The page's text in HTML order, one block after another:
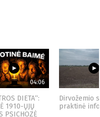
04:06
DIETA“:
1910-ŲJŲ
PSICHOZĖ
Dirvožemio
praktinė